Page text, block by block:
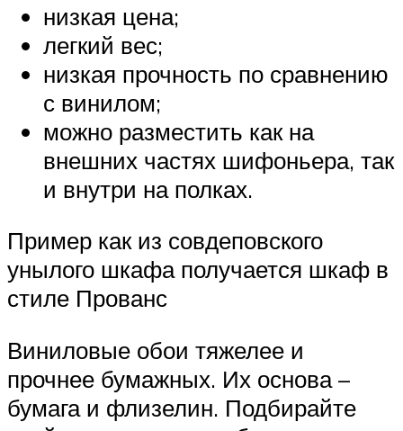
низкая цена;
легкий вес;
низкая прочность по сравнению
с винилом;
можно разместить как на
внешних частях шифоньера, так
и внутри на полках.
Пример как из совдеповского
унылого шкафа получается шкаф в
стиле Прованс
Виниловые обои тяжелее и
прочнее бумажных. Их основа –
бумага и флизелин. Подбирайте